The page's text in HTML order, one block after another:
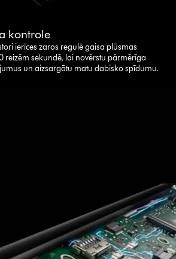
kontrole
ierīces zaros regulē gaisa plūsmas
reizēm sekundē, lai novērstu pārmērīga
un aizsargātu matu dabisko spīdumu.